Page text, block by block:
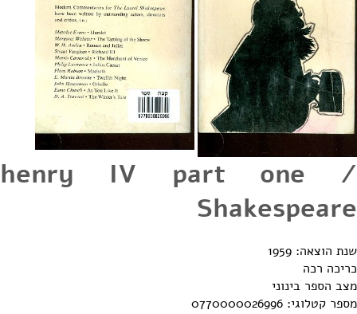
henry IV part one /
Shakespeare
שנת הוצאה: 1959
כריכה רכה
מצב הספר בינוני
מספר קטלוגי: 0770000026996